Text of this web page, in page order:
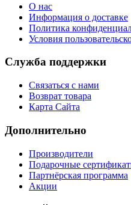
О нас
Информация о доставке
Политика
Условия
Служба поддержки
Связаться с нами
Возврат товара
Карта Сайта
Дополнительно
Производители
Подарочные
Партнёрская программа
Акции